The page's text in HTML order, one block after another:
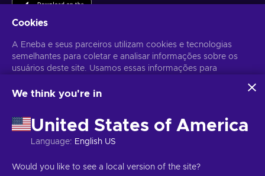
Receba ofertas personalizadas de jogos
de Privacidadepara mais informações.
Cookies
A Eneba e seus parceiros utilizam cookies e tecnologias
semelhantes para coletar e analisar informações sobre os
usuários deste site. Usamos essas informações para
Seus dados pessoais também podem ser usados para a
Ao clicar em "Aceitar todos", você concorda com o uso
dessas tecnologias pela Eneba e seus parceiros. Você pode
ajustar seu consentimento clicando em "Personalizar".
dados, consulteSegurança e Privacidade do Google
We think you're in
United States of America
Language: English US
Would you like to see a local version of the site?